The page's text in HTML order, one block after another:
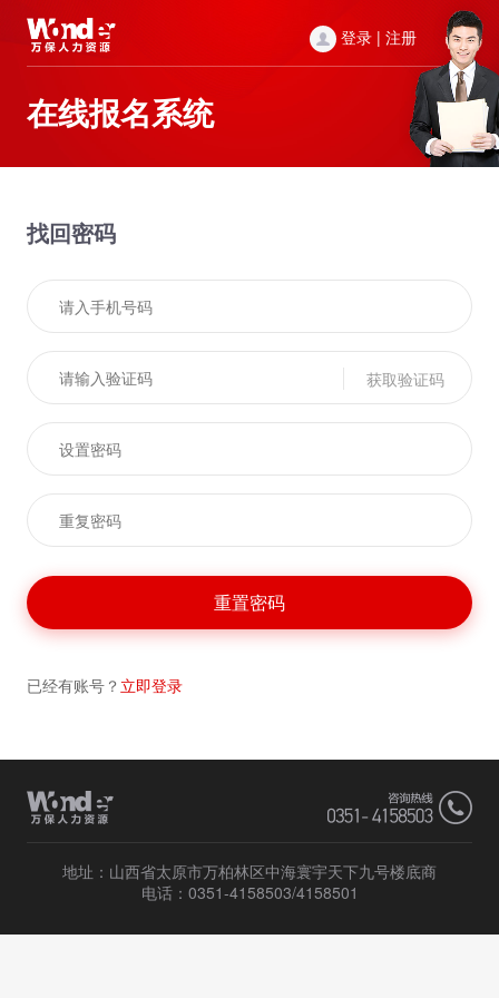
登录 | 注册
在线报名系统
找回密码
获取验证码
已经有账号？ 立即登录
地址：山西省太原市万柏林区中海寰宇天下九号楼底商
电话：0351-4158503/4158501